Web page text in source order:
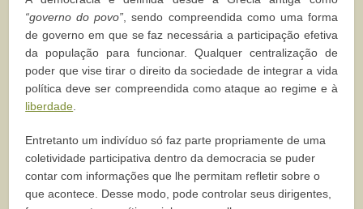
“governo do povo” , sendo compreendida como uma forma
de governo em que se faz necessária a participação efetiva
da população para funcionar. Qualquer centralização de
poder que vise tirar o direito da sociedade de integrar a vida
política deve ser compreendida como ataque ao regime e à
liberdade
Entretanto um indivíduo só faz parte propriamente de uma
coletividade participativa dentro da democracia se puder
contar com informações que lhe permitam refletir sobre o
que acontece. Desse modo, pode controlar seus dirigentes,